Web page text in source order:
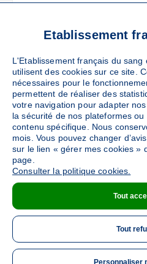
places disponibles
PRENDRE
PEYMEINADE(Salle des
Collecte Mobile Sang
Le jeudi 24 septembre de 14h30 à
PRENDRE
Etablissement
L'Etablissement français du
utilisent des cookies sur ce site.
nécessaires pour le
permettent de réaliser des
votre navigation pour adapter
la sécurité de nos plateformes
contenu spécifique. Nous
mois. Vous pouvez changer
sur le lien « gérer mes cookies »
page.
Consulter la politique cookies.
Tout
Tout
Personnaliser